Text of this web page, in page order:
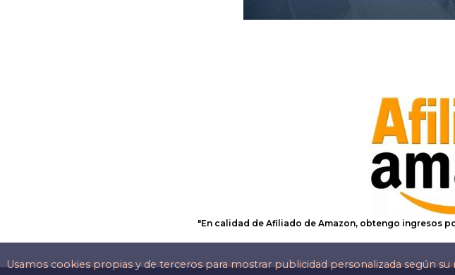
Can Picafort
Canyamel
Usamos cookies propias y de terceros para mostrar publicidad personalizada según
"En calidad de Afiliado de Amazon, obtengo ingresos